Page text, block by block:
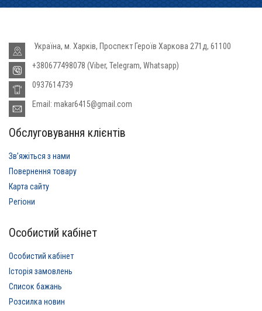
Україна, м. Харків, Проспект Героїв Харкова 271д, 61100
+380677498078 (Viber, Telegram, Whatsapp)
0937614739
Email: makar6415@gmail.com
Обслуговування клієнтів
Звʼяжіться з нами
Повернення товару
Карта сайту
Регіони
Особистий кабінет
Особистий кабінет
Історія замовлень
Список бажань
Розсилка новин